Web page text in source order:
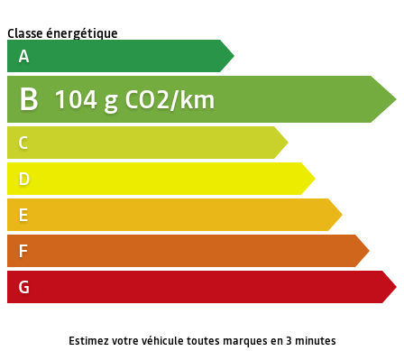
Classe énergétique
A
B 104 g CO2/km
C
D
E
F
G
Estimez votre véhicule toutes marques en 3 minutes